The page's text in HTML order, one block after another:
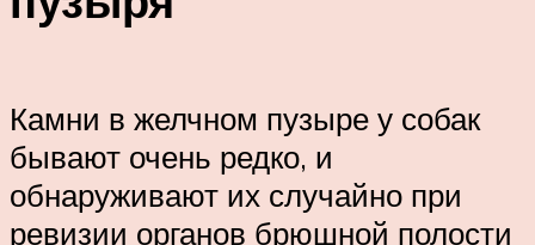
Камни в желчном пузы­ре у собак
бывают очень редко, и
обнаруживают их случайно при
ревизии органов брюшной полости